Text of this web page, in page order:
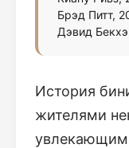
Брэд Питт,
Дэвид
История
жителями